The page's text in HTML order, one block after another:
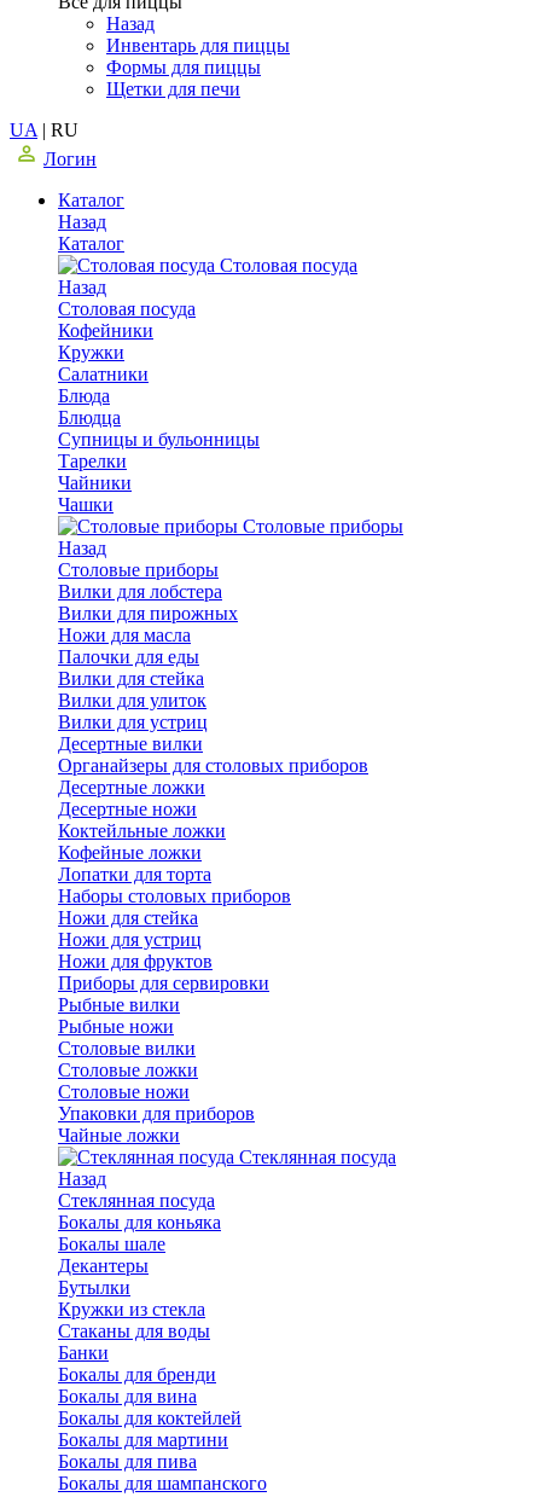
Назад
Инвентарь для пиццы
Формы для пиццы
Щетки для печи
UA | RU
Логин
Каталог
Назад
Каталог
Столовая посуда
Назад
Столовая посуда
Кофейники
Кружки
Салатники
Блюда
Блюдца
Супницы и бульонницы
Тарелки
Чайники
Чашки
Cтоловые приборы
Назад
Cтоловые приборы
Вилки для лобстера
Вилки для пирожных
Ножи для масла
Палочки для еды
Вилки для стейка
Вилки для улиток
Вилки для устриц
Десертные вилки
Органайзеры для столовых приборов
Десертные ложки
Десертные ножи
Коктейльные ложки
Кофейные ложки
Лопатки для торта
Наборы столовых приборов
Ножи для стейка
Ножи для устриц
Ножи для фруктов
Приборы для сервировки
Рыбные вилки
Рыбные ножи
Столовые вилки
Столовые ложки
Столовые ножи
Упаковки для приборов
Чайные ложки
Стеклянная посуда
Назад
Стеклянная посуда
Бокалы для коньяка
Бокалы шале
Декантеры
Бутылки
Кружки из стекла
Стаканы для воды
Банки
Бокалы для бренди
Бокалы для вина
Бокалы для коктейлей
Бокалы для мартини
Бокалы для пива
Бокалы для шампанского